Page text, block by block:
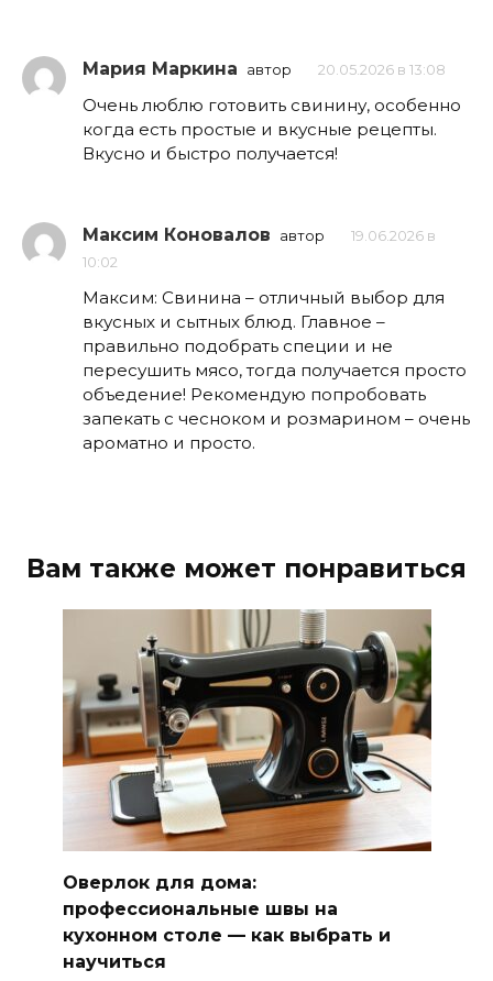
Мария Маркина автор 20.05.2026 в 13:08
Очень люблю готовить свинину, особенно
когда есть простые и вкусные рецепты.
Вкусно и быстро получается!
Максим Коновалов автор
19.06.2026 в
10:02
Максим: Свинина – отличный выбор для
вкусных и сытных блюд. Главное –
правильно подобрать специи и не
пересушить мясо, тогда получается просто
объедение! Рекомендую попробовать
запекать с чесноком и розмарином – очень
ароматно и просто.
Вам также может понравиться
Оверлок для дома:
профессиональные швы на
кухонном столе — как выбрать и
научиться